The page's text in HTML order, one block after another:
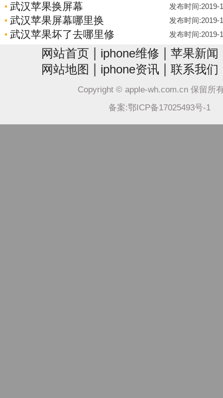
武汉苹果换屏幕 发布时间:2019-
武汉苹果屏幕哪里换 发布时间:2019-
武汉苹果坏了去哪里修 发布时间:2019-
网站首页 iphone维修 苹果新闻
网站地图 iphone资讯 联系我们
Copyright © apple-wh.com.cn 保留所
备案:鄂ICP备17025493号-1